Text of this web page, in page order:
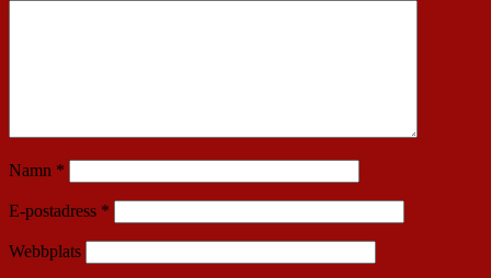
Namn *
E-postadress *
Webbplats